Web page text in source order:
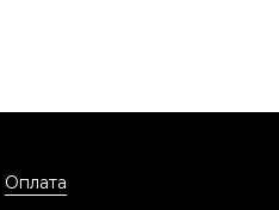
Оплата